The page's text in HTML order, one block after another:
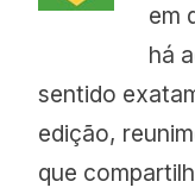
em
há
sentido
edição,
que